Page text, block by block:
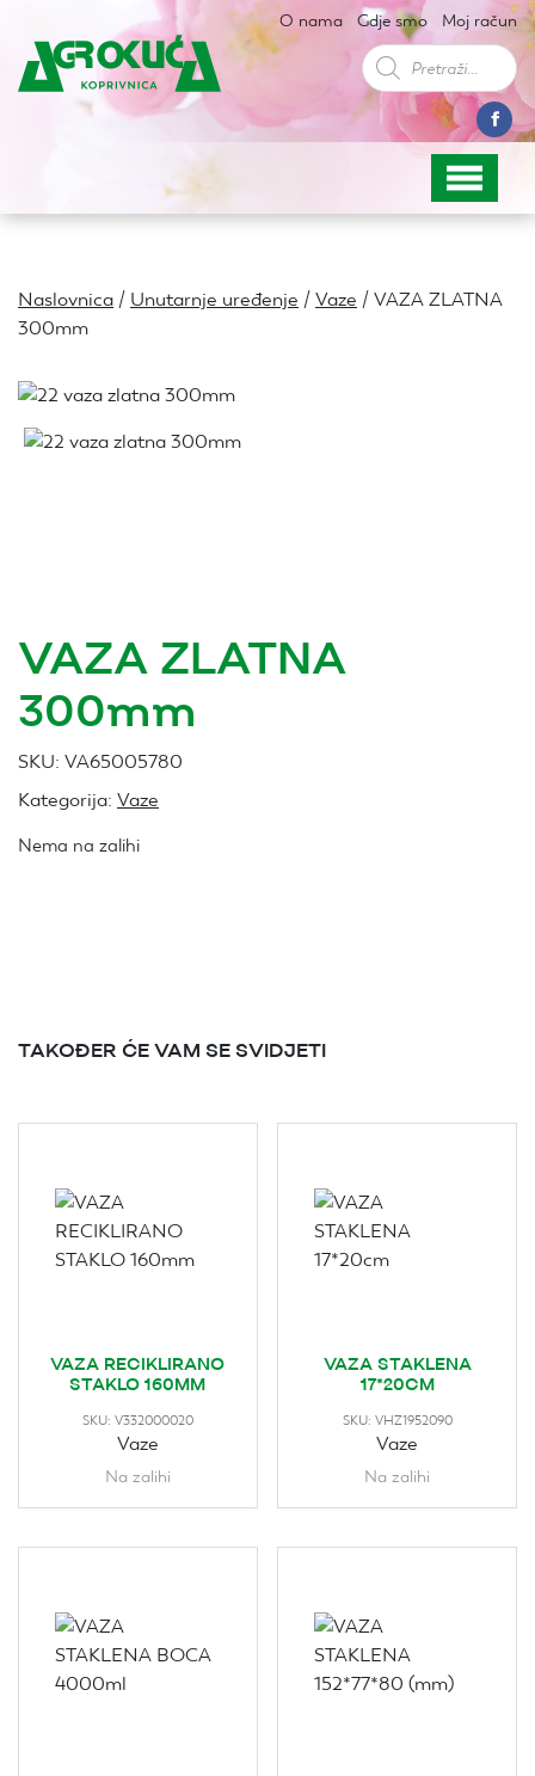
O nama Gdje smo Moj račun
Products
search
Naslovnica / Unutarnje uređenje /Vaze / VAZA ZLATNA
300mm
VAZA ZLATNA
300mm
SKU: VA65005780
Kategorija: Vaze
Nema na zalihi
TAKOĐER ĆE VAM SE SVIDJETI
VAZA RECIKLIRANO
STAKLO 160MM
SKU: V332000020
Vaze
Na zalihi
VAZA STAKLENA
17*20CM
SKU: VHZ1952090
Vaze
Na zalihi